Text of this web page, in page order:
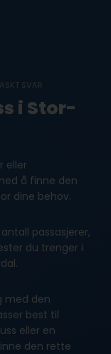
SVAR
i Stor-
eller
å finne den
dine behov.
passasjerer,
du trenger i
med den
best til
eller en
den rette